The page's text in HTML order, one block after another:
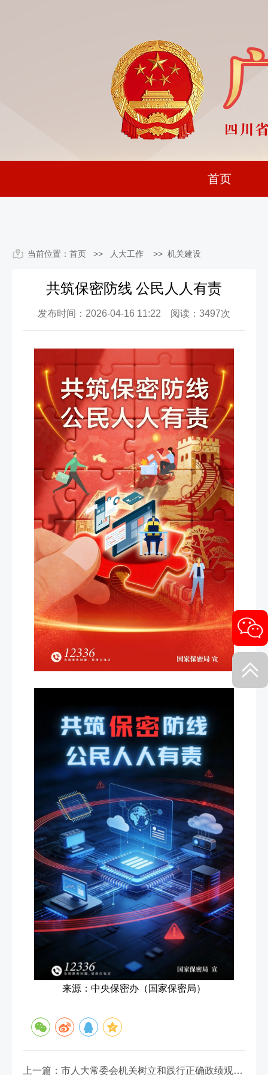
首页
当前位置： 首页 >> 人大工作 >> 机关建设
共筑保密防线 公民人人有责
发布时间：2026-04-16 11:22 阅读：3497次
来源：中央保密办（国家保密局）
上一篇：市人大常委会机关树立和践行正确政绩观学习教育读书班举行